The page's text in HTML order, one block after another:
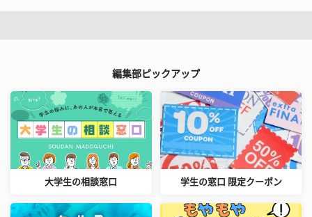
編集部ピックアップ
大学生の相談窓口 学生の窓口 限定クーポン